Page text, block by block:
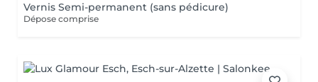
Vernis Semi-permanent (sans pédicure)
Dépose comprise